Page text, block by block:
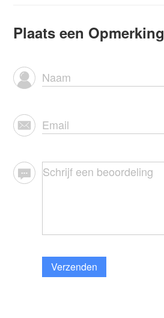
Plaats een Opmerking
Verzenden